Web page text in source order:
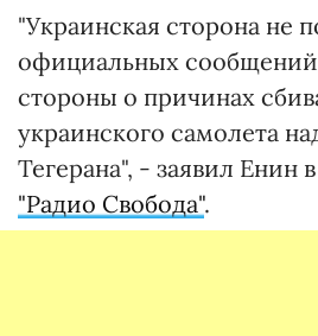
"Украинская сторона не
официальных
стороны о причинах
украинского самолета
Тегерана", - заявил Енин
"Радио Свобода".